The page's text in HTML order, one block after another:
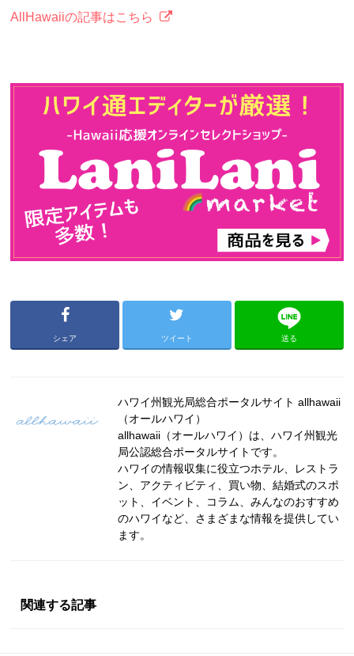
AllHawaiiの記事はこちら
シェア ツイート 送る
ハワイ州観光局総合ポータルサイト allhawaii
（オールハワイ）
allhawaii（オールハワイ）は、ハワイ州観光
局公認総合ポータルサイトです。
ハワイの情報収集に役立つホテル、レストラ
ン、アクティビティ、買い物、結婚式のスポ
ット、イベント、コラム、みんなのおすすめ
のハワイなど、さまざまな情報を提供してい
ます。
関連する記事